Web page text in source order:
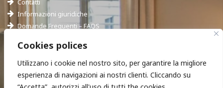
Cookies polices
Utilizzano i cookie nel nostro sito, per garantire la migliore
esperienza di navigazioni ai nostri clienti. Cliccando su
Contatti
Informazioni giuridiche
Domande Frequenti – FAQS